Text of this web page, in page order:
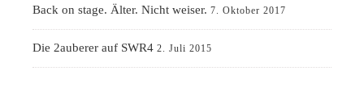
Back on stage. Älter. Nicht weiser. 7. Oktober 2017
Die 2auberer auf SWR4 2. Juli 2015